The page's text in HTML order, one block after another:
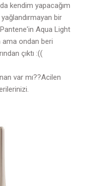
kendim yapacağım
bir
Aqua Light
ama ondan beri
çıktı :((
var mı??Acilen